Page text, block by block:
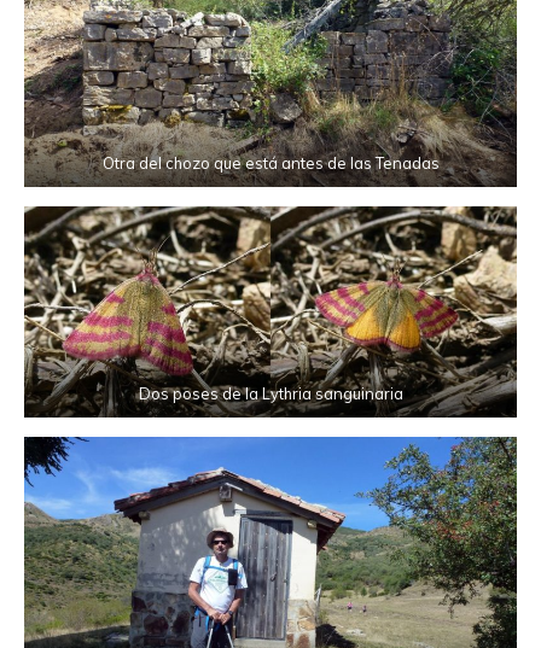
Otra del chozo que está antes de las Tenadas
Dos poses de la Lythria sanguinaria